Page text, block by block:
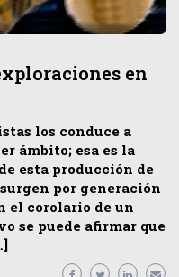
en
los conduce a
ámbito; esa es la
esta producción de
por generación
el corolario de un
se puede afirmar que